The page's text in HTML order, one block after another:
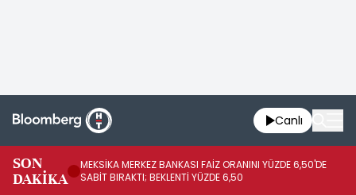
Canlı
SON
DAKİKA
MEKSİKA MERKEZ BANKASI FAİZ ORANINI YÜZDE 6,50'DE
SABİT BIRAKTI; BEKLENTİ YÜZDE 6,50